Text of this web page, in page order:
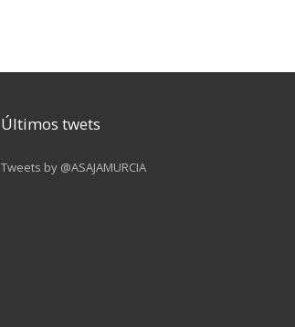
Últimos twets
Tweets by @ASAJAMURCIA